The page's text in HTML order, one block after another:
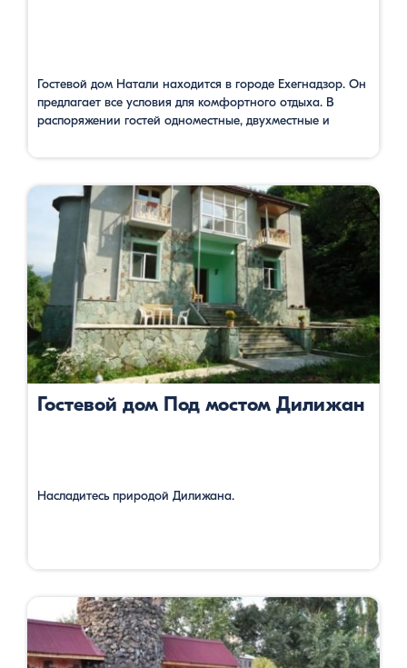
Гостевой дом Натали находится в городе Ехегнадзор. Он
предлагает все условия для комфортного отдыха. В
распоряжении гостей одноместные, двухместные и
детской игровой площадкой, ресторан, где можно
отведать вкусные блюда армянской кухни, бесплатный …
Гостевой дом Под мостом Дилижан
Насладитесь природой Дилижана.